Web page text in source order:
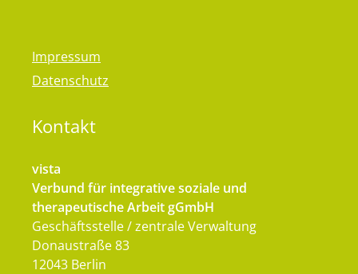
Impressum
Datenschutz
Kontakt
vista
Verbund für integrative soziale und
therapeutische Arbeit gGmbH
Geschäftsstelle / zentrale Verwaltung
Donaustraße 83
12043 Berlin